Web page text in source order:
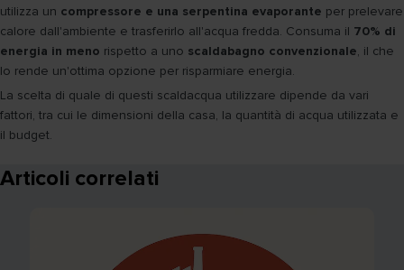
utilizza un compressore e una serpentina evaporante per prelevare
calore dall'ambiente e trasferirlo all'acqua fredda. Consuma il 70% di
energia in meno rispetto a uno scaldabagno convenzionale, il che
lo rende un'ottima opzione per risparmiare energia.
La scelta di quale di questi scaldacqua utilizzare dipende da vari
fattori, tra cui le dimensioni della casa, la quantità di acqua utilizzata e
il budget.
Articoli correlati